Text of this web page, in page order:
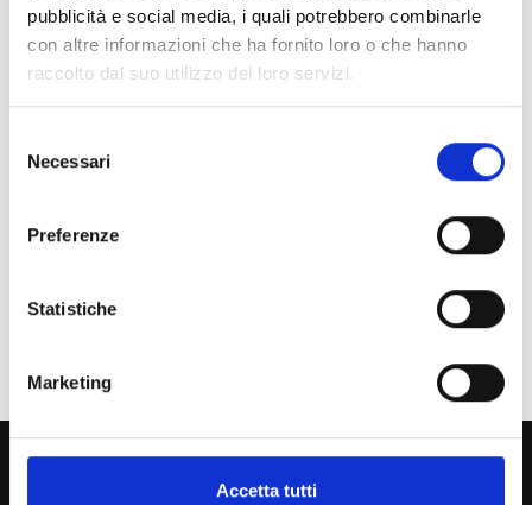
pubblicità e social media, i quali potrebbero combinarle
con altre informazioni che ha fornito loro o che hanno
raccolto dal suo utilizzo dei loro servizi.
delNecessari
Preferenze
Statistiche
Marketing
Accetta tutti
Chi sei? Naviga il sito per profilo
Futuro Studente
Studente Iscritto
Personale
800 453 444
Lun. - Ven. dalle 09:00 alle 18:00 e Sab. dalle 9:00 alle 13:00